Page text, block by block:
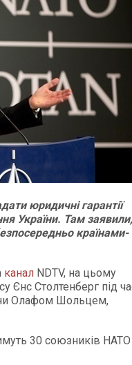
юридичні гарантії
України. Там
країнами-
канал NDTV, на цьому
Єнс Столтенберг під
Олафом Шольцем,
30 союзників НАТО